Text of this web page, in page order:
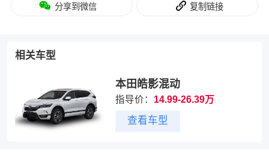
分享到微信 复制链接
相关车型
本田皓影混动
指导价： 14.99-26.39万
查看车型